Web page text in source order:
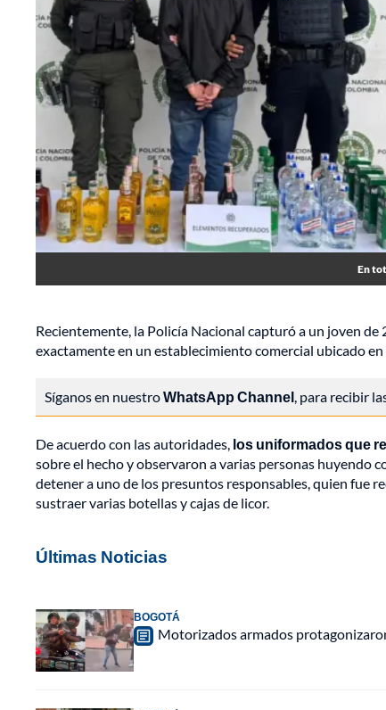
En
Recientemente, la Policía Nacional capturó a un joven de
exactamente en un establecimiento comercial ubicado
Síganos en nuestroWhatsApp Channel, para recibir
De acuerdo con las autoridades, los uniformados que
sobre el hecho y observaron a varias personas huyendo
detener a uno de los presuntos responsables, quien fue
sustraer varias botellas y cajas de licor.
Últimas Noticias
BOGOTÁ
Motorizados armados